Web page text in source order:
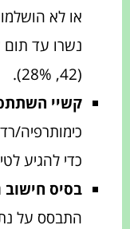
נשרו עד תום
קשיי
כימותרפיה/
כדי להגיע
בסיס חישוב
התבסס על